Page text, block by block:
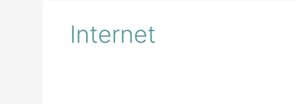
Internet